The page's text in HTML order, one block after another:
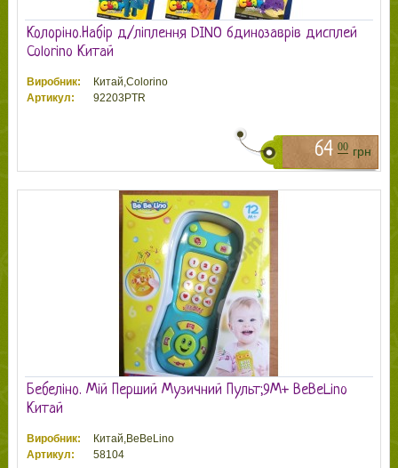
Колоріно.Набір д/ліплення DINO 6динозаврів дисплей
Colorino Китай
Виробник:
Китай,Colorino
Артикул:
92203PTR
64 00 грн
Бебеліно. Мій Перший Музичний Пульт;9М+ BeBeLino
Китай
Виробник:
Китай,BeBeLino
Артикул:
58104